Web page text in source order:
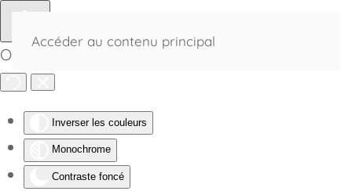
Outils d'accessibilité
Inverser les couleurs
Monochrome
Contraste foncé
Accéder au contenu principal